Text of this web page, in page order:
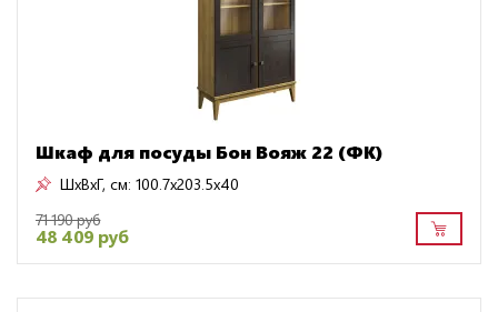
Шкаф для посуды Бон Вояж 22 (ФК)
ШxВxГ, см: 100.7x203.5x40
71 190 руб
48 409 руб